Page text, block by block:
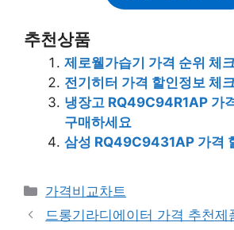
추천상품
제로웰가습기 가격 순위 체
전기히터 가격 할인정보 체
냉장고 RQ49C94R1AP 가
구매하세요
삼성 RQ49C9431AP 가격
카
테
가격비교차트
드롱기라디에이터 가격 추천